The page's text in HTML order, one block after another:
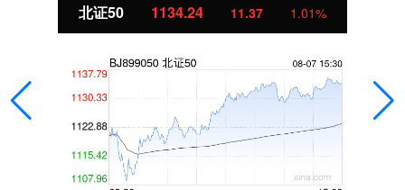
北证50 1134.24 11.37 1.01%